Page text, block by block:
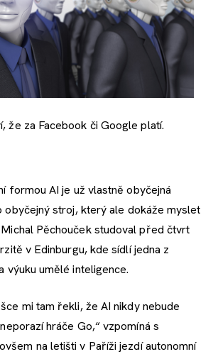
že za Facebook či Google platí.
formou AI je už vlastně obyčejná
obyčejný stroj, který ale dokáže myslet
Pěchouček studoval před čtvrt
v Edinburgu, kde sídlí jedna z
výuku umělé inteligence.
mi tam řekli, že AI nikdy nebude
hráče Go,“ vzpomíná s
na letišti v Paříži jezdí autonomní